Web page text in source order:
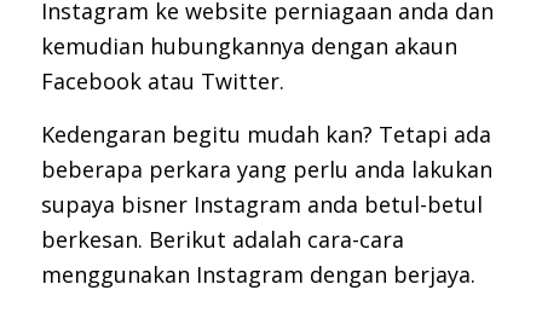
Instagram ke website perniagaan anda dan
kemudian hubungkannya dengan akaun
Facebook atau Twitter.
Kedengaran begitu mudah kan? Tetapi ada
beberapa perkara yang perlu anda lakukan
supaya bisner Instagram anda betul-betul
berkesan. Berikut adalah cara-cara
menggunakan Instagram dengan berjaya.